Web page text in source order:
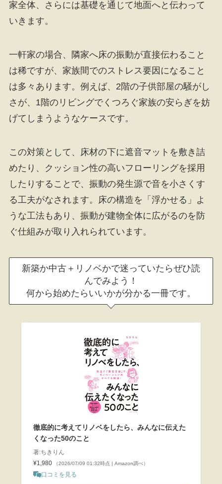
家全体、さらには基礎を通じて地面へと伝わって
いきます。
一軒家の場合、隣家へ床の振動が直接伝わること
は稀ですが、家族間でのストレス要因になること
は多々あります。例えば、2階の子供部屋の騒がし
さが、1階のリビングでくつろぐ家族の安らぎを妨
げてしまうようなケースです。
この対策として、床材の下に遮音マットを敷き詰
めたり、クッション性の高いフローリングを採用
したりすることで、振動の発生源で音を小さくす
る工夫がなされます。床の構造を「浮かせる」よ
うな工法もあり、振動が建物全体に広がるのを防
ぐ仕組みが取り入れられています。
新築か中古＋リノベかで迷っていたらぜひ読
んでみよう！
何から始めたらいいかが分かる一冊です。
徹底的に考えてリノベをしたら、みんなに伝えた
くなった50のこと
著:ちきりん
¥1,980
（2026/07/09 01:32時点 | Amazon調べ）
口コミを見る